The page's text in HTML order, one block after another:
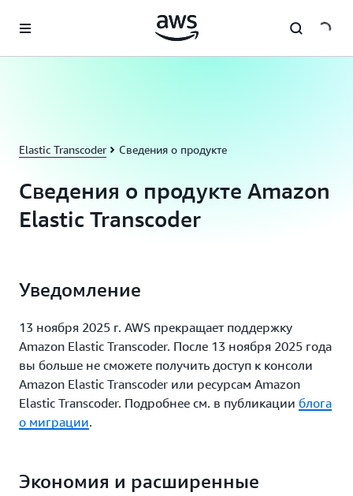
Перейти к главному контенту
Elastic Transcoder Сведения о продукте
Сведения о продукте Amazon
Elastic Transcoder
Уведомление
13 ноября 2025 г. AWS прекращает поддержку
Amazon Elastic Transcoder. После 13 ноября 2025 года
вы больше не сможете получить доступ к консоли
Amazon Elastic Transcoder или ресурсам Amazon
Elastic Transcoder. Подробнее см. в публикации блога
о миграции.
Экономия и расширенные